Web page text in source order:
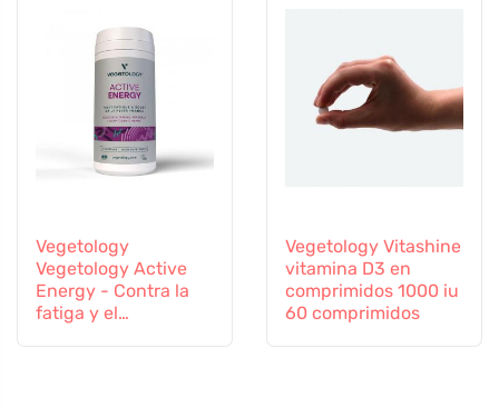
Vegetology
Vegetology Active
Energy - Contra la
fatiga y el
Vegetology Vitashine
vitamina D3 en
comprimidos 1000 iu
60 comprimidos